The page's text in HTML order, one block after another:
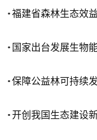
福建省森林生态效
国家出台发展生物
保障公益林可持续
开创我国生态建设